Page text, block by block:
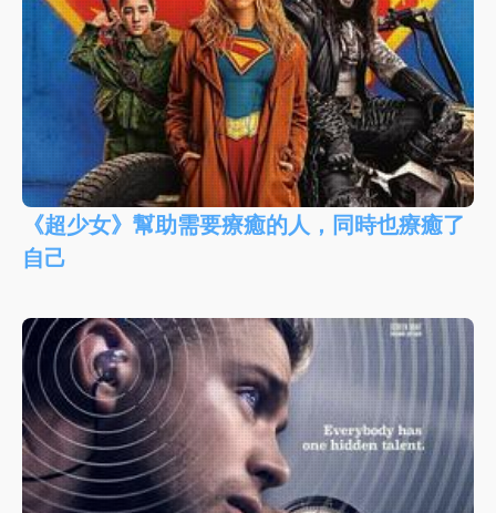
《超少女》幫助需要療癒的人，同時也療癒了
自己